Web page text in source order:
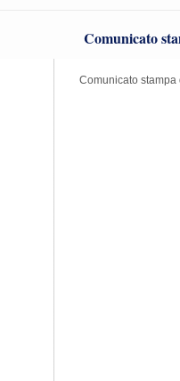
Comunicato
Comunicato